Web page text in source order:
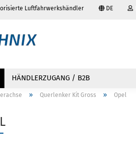
Luftfahrwerkshändler DE
auswählen
HÄNDLERZUGANG / B2B
» Querlenker Kit Gross » Opel